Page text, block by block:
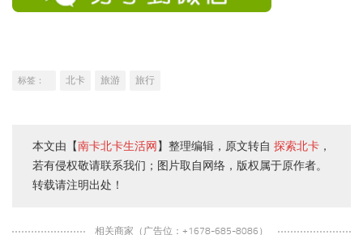
标签： 北卡 旅游 旅行
本文由【南卡北卡生活网 】整理编辑，原文转自 探索北卡 ，
若有侵权敬请联系我们；图片取自网络，版权属于原作者。
转载请注明出处！
相关商家（广告位：+1678-685-8086）